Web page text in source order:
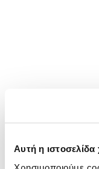
Αυτή η ιστοσελίδα